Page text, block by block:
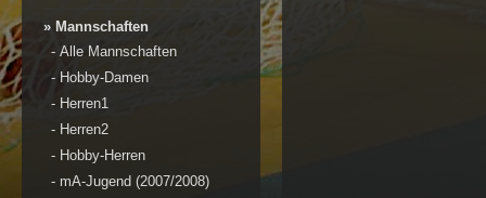
» Mannschaften
- Alle Mannschaften
- Hobby-Damen
- Herren1
- Herren2
- Hobby-Herren
- mA-Jugend (2007/2008)